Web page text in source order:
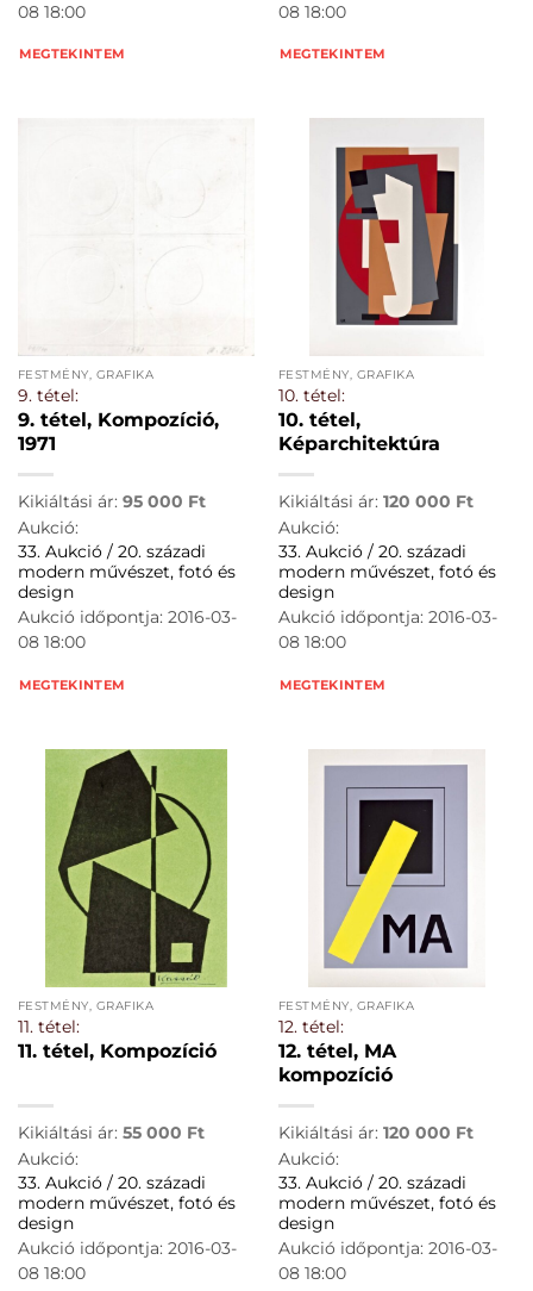
08 18:00
MEGTEKINTEM
08 18:00
MEGTEKINTEM
FESTMÉNY, GRAFIKA
9. tétel:
9. tétel, Kompozíció,
1971
Kikiáltási ár: 95 000 Ft
Aukció:
33. Aukció / 20. századi
modern művészet, fotó és
design
Aukció időpontja: 2016-03-
08 18:00
MEGTEKINTEM
FESTMÉNY, GRAFIKA
10. tétel:
10. tétel,
Képarchitektúra
Kikiáltási ár: 120 000 Ft
Aukció:
33. Aukció / 20. századi
modern művészet, fotó és
design
Aukció időpontja: 2016-03-
08 18:00
MEGTEKINTEM
FESTMÉNY, GRAFIKA
11. tétel:
11. tétel, Kompozíció
Kikiáltási ár: 55 000 Ft
Aukció:
33. Aukció / 20. századi
modern művészet, fotó és
design
Aukció időpontja: 2016-03-
08 18:00
FESTMÉNY, GRAFIKA
12. tétel:
12. tétel, MA
kompozíció
Kikiáltási ár: 120 000 Ft
Aukció:
33. Aukció / 20. századi
modern művészet, fotó és
design
Aukció időpontja: 2016-03-
08 18:00